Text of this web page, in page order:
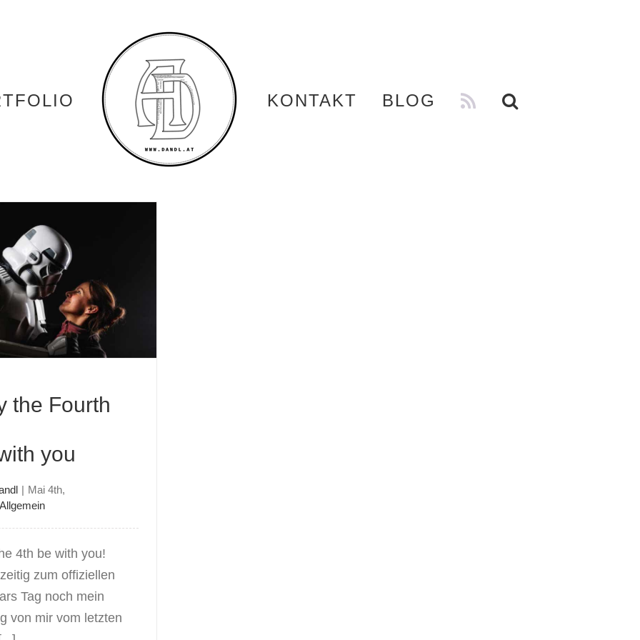
KONTAKT BLOG
the Fourth
you
| Mai 4th,
Allgemein
4th be with you!
zum offiziellen
Tag noch mein
von mir vom letzten